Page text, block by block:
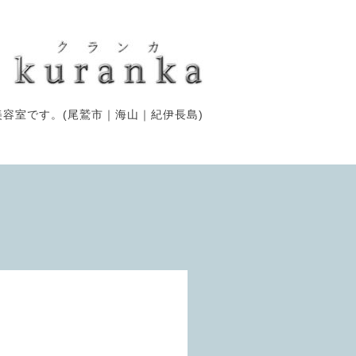
室です。(尾鷲市｜海山｜紀伊長島)